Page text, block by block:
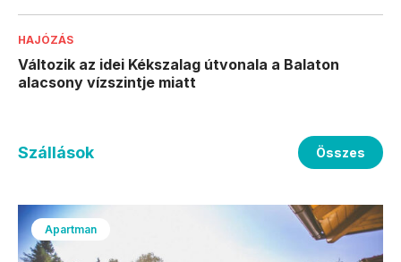
HAJÓZÁS
Változik az idei Kékszalag útvonala a Balaton
alacsony vízszintje miatt
Szállások Összes
Apartman